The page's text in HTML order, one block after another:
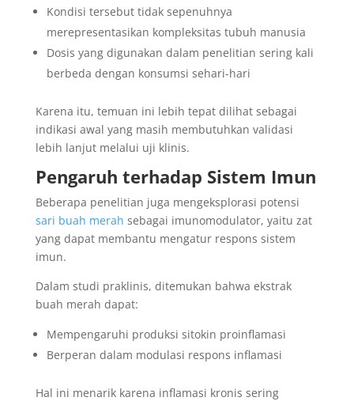
Kondisi tersebut tidak sepenuhnya
merepresentasikan kompleksitas tubuh manusia
Dosis yang digunakan dalam penelitian sering kali
berbeda dengan konsumsi sehari-hari
Karena itu, temuan ini lebih tepat dilihat sebagai
indikasi awal yang masih membutuhkan validasi
lebih lanjut melalui uji klinis.
Pengaruh terhadap Sistem Imun
Beberapa penelitian juga mengeksplorasi potensi
sari buah merah sebagai imunomodulator, yaitu zat
yang dapat membantu mengatur respons sistem
imun.
Dalam studi praklinis, ditemukan bahwa ekstrak
buah merah dapat:
Mempengaruhi produksi sitokin proinflamasi
Berperan dalam modulasi respons inflamasi
Hal ini menarik karena inflamasi kronis sering